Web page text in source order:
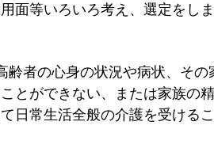
面等いろいろ考え、選定をしま
とができない、または家族の
日常生活全般の介護を受ける